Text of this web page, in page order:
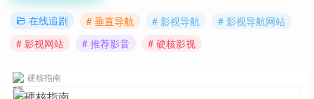
在线追剧 # 垂直导航 # 影视导航
# 影视导航网站
# 影视网站
# 推荐影音 # 硬核影视
硬核指南